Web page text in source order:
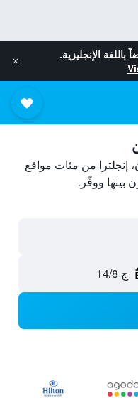
باللغة الإنجليزية.
من مئات مواقع
ج 14/8